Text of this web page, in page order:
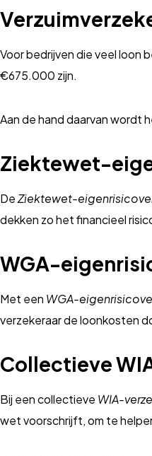
Voor bedrijven die veel loon
€675.000 zijn.
Aan de hand daarvan wordt
Ziektewet-
DeZiektewet-
dekken zo het financieel
WGA-
Met een WGA-
verzekeraar de loonkosten
Collectieve
Bij een collectieve WIA-
wet voorschrijft, om te